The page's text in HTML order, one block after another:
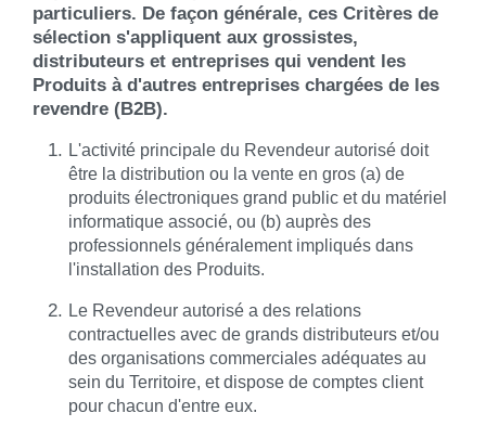
particuliers. De façon générale, ces Critères de
sélection s'appliquent aux grossistes,
distributeurs et entreprises qui vendent les
Produits à d'autres entreprises chargées de les
revendre (B2B).
L'activité principale du Revendeur autorisé doit
être la distribution ou la vente en gros (a) de
produits électroniques grand public et du matériel
informatique associé, ou (b) auprès des
professionnels généralement impliqués dans
l'installation des Produits.
Le Revendeur autorisé a des relations
contractuelles avec de grands distributeurs et/ou
des organisations commerciales adéquates au
sein du Territoire, et dispose de comptes client
pour chacun d'entre eux.